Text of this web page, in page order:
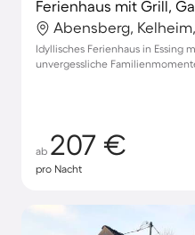
Ferienhaus mit Grill,
Abensberg,
Idyllisches Ferienhaus in Essing
unvergessliche
ab 207 €
pro Nacht